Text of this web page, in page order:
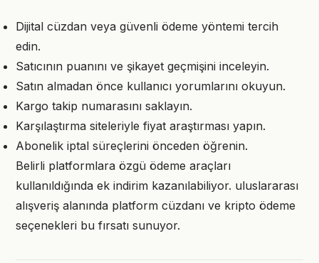
Dijital cüzdan veya güvenli ödeme yöntemi tercih
edin.
Satıcının puanını ve şikayet geçmişini inceleyin.
Satın almadan önce kullanıcı yorumlarını okuyun.
Kargo takip numarasını saklayın.
Karşılaştırma siteleriyle fiyat araştırması yapın.
Abonelik iptal süreçlerini önceden öğrenin.
Belirli platformlara özgü ödeme araçları
kullanıldığında ek indirim kazanılabiliyor. uluslararası
alışveriş alanında platform cüzdanı ve kripto ödeme
seçenekleri bu fırsatı sunuyor.